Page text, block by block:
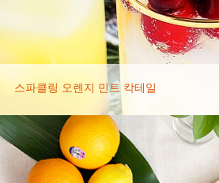
스파클링 오렌지 민트 칵테일